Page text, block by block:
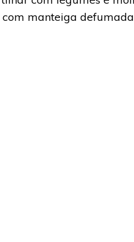
manteiga